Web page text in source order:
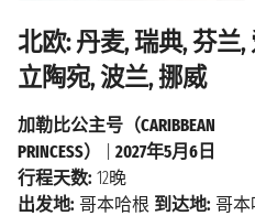
北欧: 丹麦, 瑞典, 芬兰
立陶宛, 波兰, 挪威
加勒比公主号（CARIBBEAN
PRINCESS）
2027年5月6日
行程天数: 12晚
出发地: 哥本哈根 到达地: 哥本